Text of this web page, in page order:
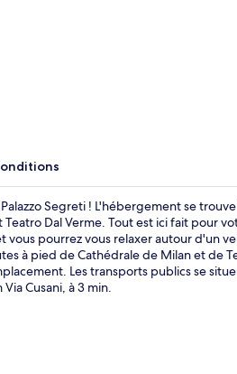
Segreti ! L'hébergement se
Dal Verme. Tout est ici fait pour
pourrez vous relaxer autour d'un
à pied de Cathédrale de Milan et de
Les transports publics se
Cusani, à 3 min.